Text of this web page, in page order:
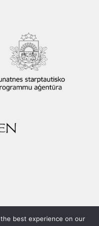
best experience on our